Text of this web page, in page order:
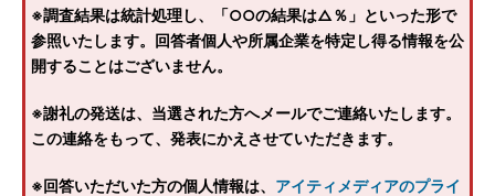
※調査結果は統計処理し、「○○の結果は△％」といった形で
参照いたします。回答者個人や所属企業を特定し得る情報を公
開することはございません。
※謝礼の発送は、当選された方へメールでご連絡いたします。
この連絡をもって、発表にかえさせていただきます。
※回答いただいた方の個人情報は、 アイティメディアのプライ